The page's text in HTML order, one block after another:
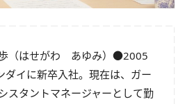
（はせがわ あゆみ）●2005
ダイに新卒入社。現在は、ガー
スタントマネージャーとして勤